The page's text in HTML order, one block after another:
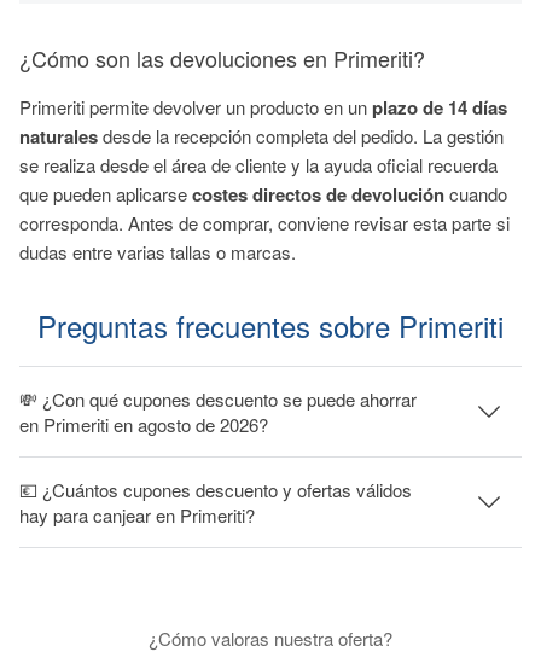
¿Cómo son las devoluciones en Primeriti?
Primeriti permite devolver un producto en unplazo de 14 días
naturalesdesde la recepción completa del pedido. La gestión
se realiza desde el área de cliente y la ayuda oficial recuerda
que pueden aplicarsecostes directos de devolucióncuando
corresponda. Antes de comprar, conviene revisar esta parte si
dudas entre varias tallas o marcas.
Preguntas frecuentes sobre Primeriti
💸 ¿Con qué cupones descuento se puede ahorrar
en Primeriti en agosto de 2026?
💶 ¿Cuántos cupones descuento y ofertas válidos
hay para canjear en Primeriti?
¿Cómo valoras nuestra oferta?